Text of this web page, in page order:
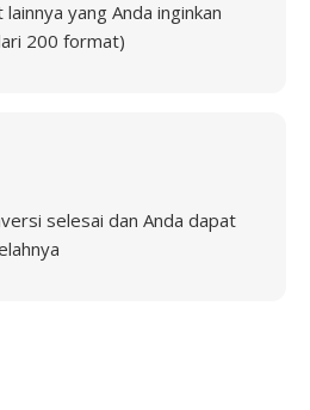
yang Anda inginkan
200 format)
selesai dan Anda dapat